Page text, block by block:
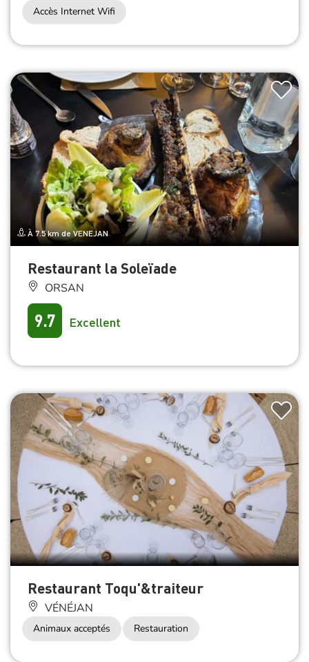
Accès Internet Wifi
À 7.5 km de VENEJAN
Restaurant la Soleïade
ORSAN
9.7 Excellent
Restaurant Toqu'&traiteur
VÉNÉJAN
Animaux acceptés Restauration